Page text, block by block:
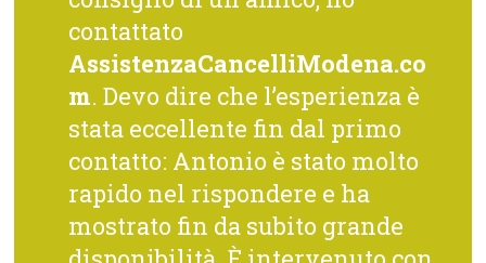
contattato
AssistenzaCancelliModena.co
m. Devo dire che l’esperienza è
stata eccellente fin dal primo
contatto: Antonio è stato molto
rapido nel rispondere e ha
mostrato fin da subito grande